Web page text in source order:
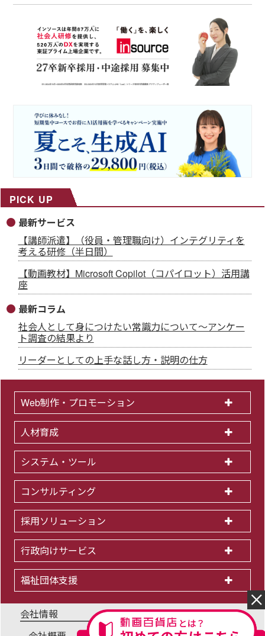
PICK UP
最新サービス
【講師派遣】（役員・管理職向け）インテグリティを
考える研修（半日間）
【動画教材】Microsoft Copilot（コパイロット）活用講
座
最新コラム
社会人として身につけたい常識力について～アンケー
ト調査の結果より
リーダーとしての上手な話し方・説明の仕方
Web制作・プロモーション
人材育成
システム・ツール
コンサルティング
採用ソリューション
行政向けサービス
福祉団体支援
会社情報